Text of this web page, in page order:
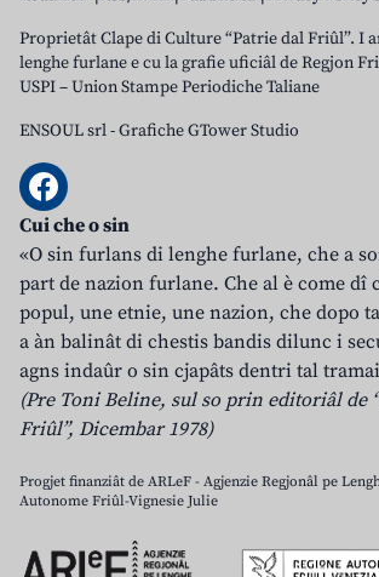
Proprietât Clape di Culture “Patrie dal Friûl”. I
lenghe furlane e cu la grafie uficiâl de Regjon
USPI – Union Stampe Periodiche Taliane
ENSOUL srl-Grafiche GTower Studio
Cui che o sin
«O sin furlans di lenghe furlane, che a
part de nazion furlane. Che al è come dî
popul, une etnie, une nazion, che dopo
a àn balinât di chestis bandis dilunc i
agns indaûr o sin cjapâts dentri tal
(Pre Toni Beline, sul so prin editoriâl de
Friûl”, Dicembar 1978)
Progjet finanziât de ARLeF - Agjenzie Regjonâl pe
Autonome Friûl-Vignesie Julie